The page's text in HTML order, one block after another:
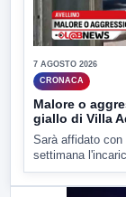
7 AGOSTO 2026
CRONACA
Malore o
giallo di Villa
Sarà affidato con
settimana